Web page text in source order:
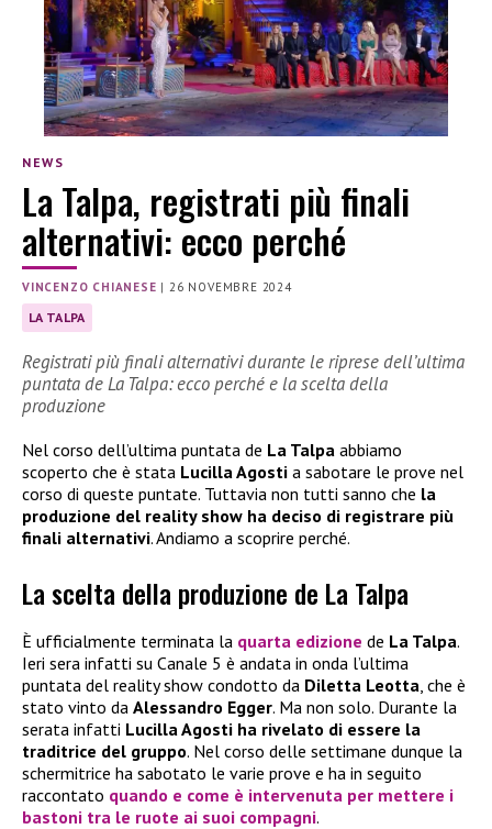
NEWS
La Talpa, registrati più finali
alternativi: ecco perché
VINCENZO CHIANESE | 26 NOVEMBRE 2024
LA TALPA
Registrati più finali alternativi durante le riprese dell’ultima
puntata de La Talpa: ecco perché e la scelta della
produzione
Nel corso dell’ultima puntata de La Talpa abbiamo
scoperto che è stata Lucilla Agosti a sabotare le prove nel
corso di queste puntate. Tuttavia non tutti sanno che la
produzione del reality show ha deciso di registrare più
finali alternativi. Andiamo a scoprire perché.
La scelta della produzione de La Talpa
È ufficialmente terminata la quarta edizione de La Talpa.
Ieri sera infatti su Canale 5 è andata in onda l’ultima
puntata del reality show condotto da Diletta Leotta , che è
stato vinto da Alessandro Egger. Ma non solo. Durante la
serata infatti Lucilla Agosti ha rivelato di essere la
traditrice del gruppo. Nel corso delle settimane dunque la
schermitrice ha sabotato le varie prove e ha in seguito
raccontato quando e come è intervenuta per mettere i
bastoni tra le ruote ai suoi compagni.